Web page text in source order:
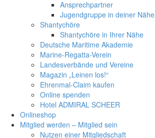
Ansprechpartner
Jugendgruppe in deiner Nähe
Shantychöre
Shantychöre in Ihrer Nähe
Deutsche Maritime Akademie
Marine-Regatta-Verein
Landesverbände und Vereine
Magazin „Leinen los!“
Ehrenmal-Claim kaufen
Online spenden
Hotel ADMIRAL SCHEER
Onlineshop
Mitglied werden – Mitglied sein
Nutzen einer Mitgliedschaft